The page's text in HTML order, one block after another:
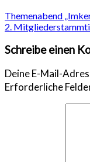
Themenabend
2.
Schreibe einen
Deine E-Mail-
Erforderliche